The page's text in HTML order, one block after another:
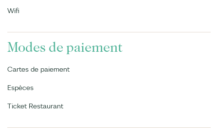
Wifi
Modes de paiement
Cartes de paiement
Espèces
Ticket Restaurant